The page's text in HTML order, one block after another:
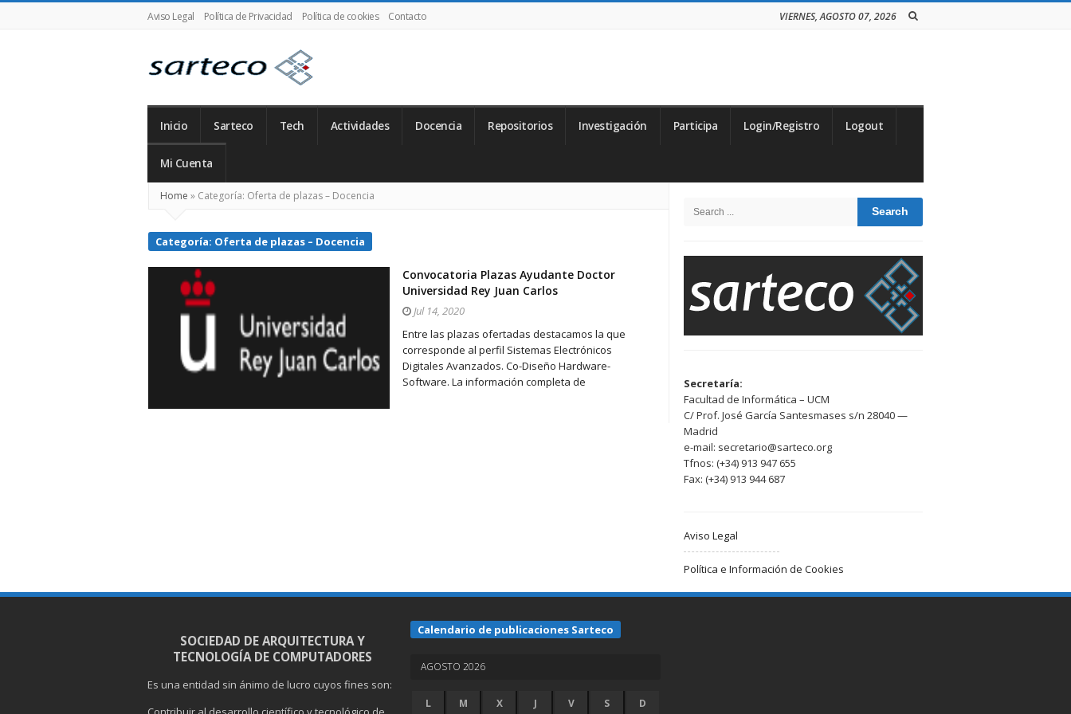
Aviso Legal Política de Privacidad Política de cookies Contacto VIERNES, AGOSTO 07, 2026
SARTECO
Inicio Sarteco Tech Actividades Docencia Repositorios Investigación Participa Login/Registro Logout
Mi Cuenta
Home » Categoría: Oferta de plazas – Docencia
Categoría: Oferta de plazas – Docencia
Convocatoria Plazas Ayudante Doctor
Universidad Rey Juan Carlos
Jul 14, 2020
Entre las plazas ofertadas destacamos la que
corresponde al perfil Sistemas Electrónicos
Digitales Avanzados. Co-Diseño Hardware-
Software. La información completa de
Sidebar
Search
Secretaría:
Facultad de Informática – UCM
C/ Prof. José García Santesmases s/n 28040 —
Madrid
e-mail: secretario@sarteco.org
Tfnos: (+34) 913 947 655
Fax: (+34) 913 944 687
Aviso Legal
Política e Información de Cookies
SOCIEDAD DE ARQUITECTURA Y
TECNOLOGÍA DE COMPUTADORES
Es una entidad sin ánimo de lucro cuyos fines son:
Calendario de publicaciones Sarteco
AGOSTO 2026
L M X J V S D